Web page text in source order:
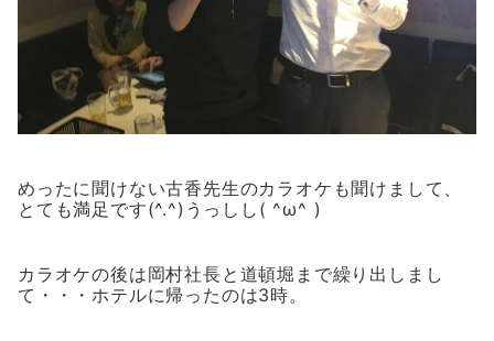
めったに聞けない古香先生のカラオケも聞けまして、
とても満足です(^.^)うっしし( ^ω^ )
カラオケの後は岡村社長と道頓堀まで繰り出しまし
て・・・ホテルに帰ったのは3時。